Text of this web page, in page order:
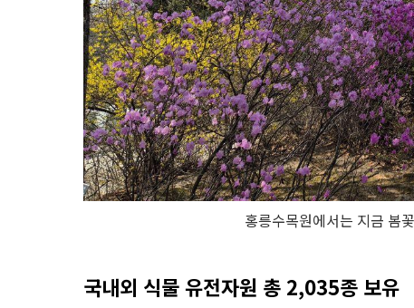
홍릉수목원에서는 지금 봄
국내외 식물 유전자원 총 2,035종 보유